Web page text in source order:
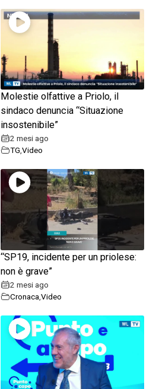
Molestie olfattive a Priolo, il
sindaco denuncia “Situazione
insostenibile”
2 mesi ago
TG Video
“SP19, incidente per un priolese:
non è grave”
2 mesi ago
Cronaca Video